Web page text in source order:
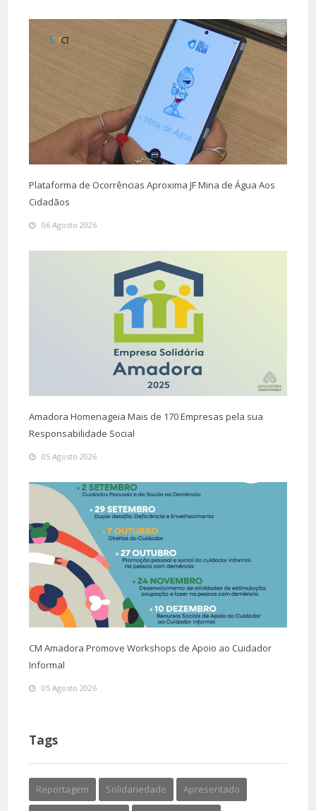
Plataforma de Ocorrências Aproxima JF Mina de Água Aos
Cidadãos
06 Agosto 2026
Amadora Homenageia Mais de 170 Empresas pela sua
Responsabilidade Social
05 Agosto 2026
CM Amadora Promove Workshops de Apoio ao Cuidador
Informal
05 Agosto 2026
Tags
Reportagem Solidariedade Apresentado